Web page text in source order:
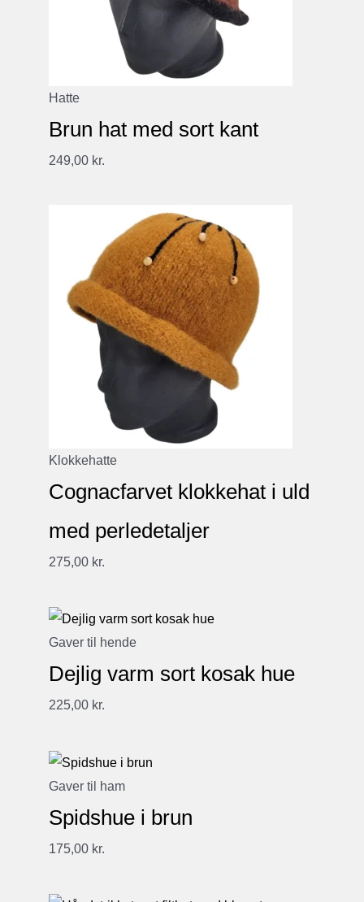
Hatte
Brun hat med sort kant
249,00 kr.
Klokkehatte
Cognacfarvet klokkehat i uld
med perledetaljer
275,00 kr.
Gaver til hende
Dejlig varm sort kosak hue
225,00 kr.
Gaver til ham
Spidshue i brun
175,00 kr.